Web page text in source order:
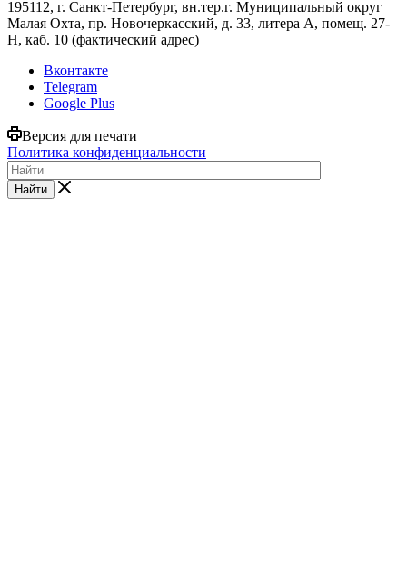
195112, г. Санкт-Петербург, вн.тер.г. Муниципальный округ
Малая Охта, пр. Новочеркасский, д. 33, литера А, помещ. 27-
Н, каб. 10 (фактический адрес)
Вконтакте
Telegram
Google Plus
Версия для печати
Политика конфиденциальности
Найти